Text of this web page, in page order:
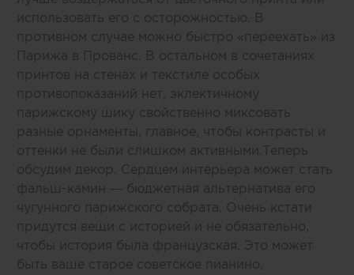
использовать его с осторожностью. В
противном случае можно быстро «переехать» из
Парижа в Прованс. В остальном в сочетаниях
принтов на стенах и текстиле особых
противопоказаний нет, эклектичному
парижскому шику свойственно миксовать
разные орнаменты, главное, чтобы контрасты и
оттенки не были слишком активными.Теперь
обсудим декор. Сердцем интерьера может стать
фальш-камин — бюджетная альтернатива его
чугунного парижского собрата. Очень кстати
придутся вещи с историей и не обязательно,
чтобы история была французская. Это может
быть ваше старое советское пианино,